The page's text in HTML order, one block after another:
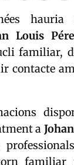
hauria
Louis
familiar,
contacte
a
familiar